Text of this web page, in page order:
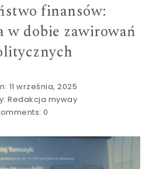
finansów:
w dobie zawirowań
11 września, 2025
Redakcja myway
0